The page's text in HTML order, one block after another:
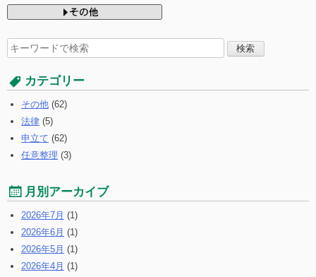
検
索
す
る:
カテゴリー
その他 (62)
法律 (5)
申立て (62)
任意整理 (3)
月別アーカイブ
2026年7月 (1)
2026年6月 (1)
2026年5月 (1)
2026年4月 (1)